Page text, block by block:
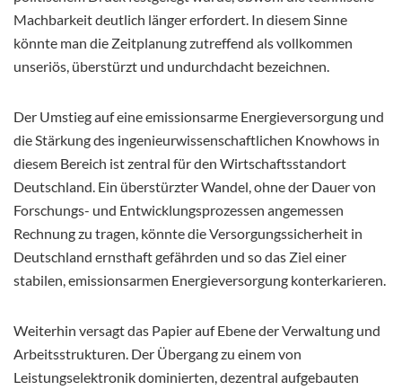
Machbarkeit deutlich länger erfordert. In diesem Sinne
könnte man die Zeitplanung zutreffend als vollkommen
unseriös, überstürzt und undurchdacht bezeichnen.
Der Umstieg auf eine emissionsarme Energieversorgung und
die Stärkung des ingenieurwissenschaftlichen Knowhows in
diesem Bereich ist zentral für den Wirtschaftsstandort
Deutschland. Ein überstürzter Wandel, ohne der Dauer von
Forschungs- und Entwicklungsprozessen angemessen
Rechnung zu tragen, könnte die Versorgungssicherheit in
Deutschland ernsthaft gefährden und so das Ziel einer
stabilen, emissionsarmen Energieversorgung konterkarieren.
Weiterhin versagt das Papier auf Ebene der Verwaltung und
Arbeitsstrukturen. Der Übergang zu einem von
Leistungselektronik dominierten, dezentral aufgebauten